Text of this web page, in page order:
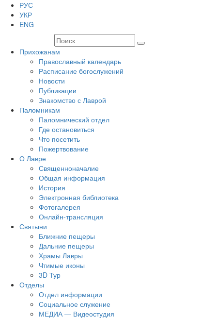
РУС
УКР
ENG
Прихожанам
Православный календарь
Расписание богослужений
Новости
Публикации
Знакомство с Лаврой
Паломникам
Паломнический отдел
Где остановиться
Что посетить
Пожертвование
О Лавре
Священноначалие
Общая информация
История
Электронная библиотека
Фотогалерея
Онлайн-трансляция
Святыни
Ближние пещеры
Дальние пещеры
Храмы Лавры
Чтимые иконы
3D Тур
Отделы
Отдел информации
Социальное служение
МЕДИА — Видеостудия